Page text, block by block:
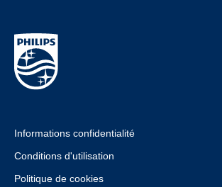
Informations confidentialité
Conditions d'utilisation
Politique de cookies